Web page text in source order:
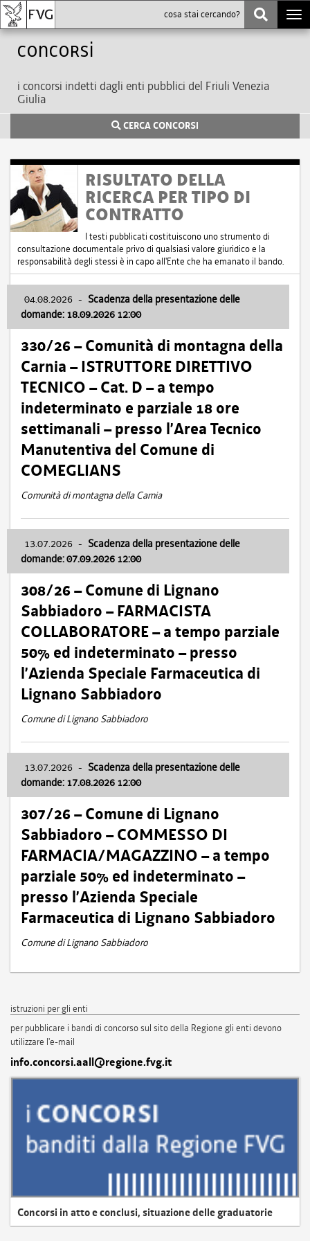
Concorsi
i concorsi indetti dagli enti pubblici del Friuli Venezia
Giulia
CERCA CONCORSI
RISULTATO DELLA
RICERCA PER TIPO DI
CONTRATTO
I testi pubblicati costituiscono uno strumento di
consultazione documentale privo di qualsiasi valore giuridico e la
responsabilità degli stessi è in capo all'Ente che ha emanato il bando.
04.08.2026 - Scadenza della presentazione delle
domande: 18.09.2026 12:00
330/26 – Comunità di montagna della
Carnia – ISTRUTTORE DIRETTIVO
TECNICO – Cat. D – a tempo
indeterminato e parziale 18 ore
settimanali – presso l’Area Tecnico
Manutentiva del Comune di
COMEGLIANS
Comunità di montagna della Carnia
13.07.2026 - Scadenza della presentazione delle
domande: 07.09.2026 12:00
308/26 – Comune di Lignano
Sabbiadoro – FARMACISTA
COLLABORATORE – a tempo parziale
50% ed indeterminato – presso
l’Azienda Speciale Farmaceutica di
Lignano Sabbiadoro
Comune di Lignano Sabbiadoro
13.07.2026 - Scadenza della presentazione delle
domande: 17.08.2026 12:00
307/26 – Comune di Lignano
Sabbiadoro – COMMESSO DI
FARMACIA/MAGAZZINO – a tempo
parziale 50% ed indeterminato –
presso l’Azienda Speciale
Farmaceutica di Lignano Sabbiadoro
Comune di Lignano Sabbiadoro
istruzioni per gli enti
per pubblicare i bandi di concorso sul sito della Regione gli enti devono
utilizzare l'e-mail
info.concorsi.aall@regione.fvg.it
Concorsi in atto e conclusi, situazione delle graduatorie